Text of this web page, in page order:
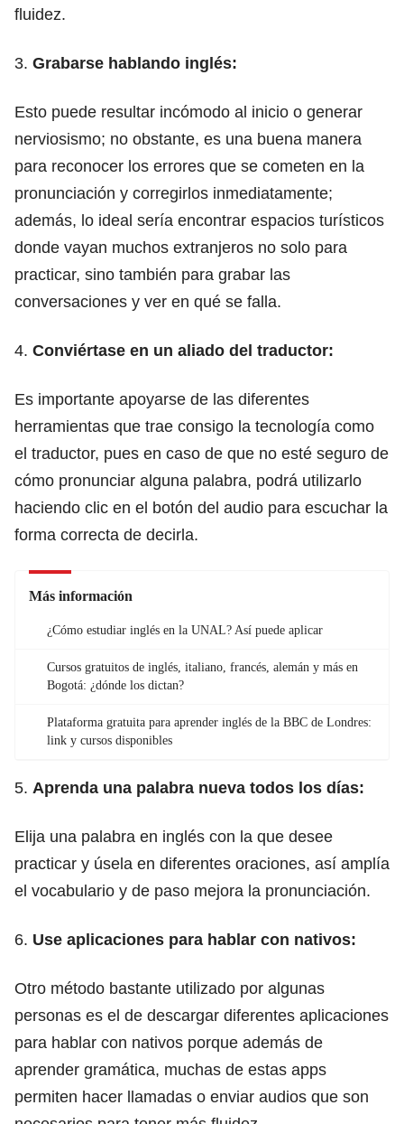
fluidez.
3. Grabarse hablando inglés:
Esto puede resultar incómodo al inicio o generar
nerviosismo; no obstante, es una buena manera
para reconocer los errores que se cometen en la
pronunciación y corregirlos inmediatamente;
además, lo ideal sería encontrar espacios turísticos
donde vayan muchos extranjeros no solo para
practicar, sino también para grabar las
conversaciones y ver en qué se falla.
4. Conviértase en un aliado del traductor:
Es importante apoyarse de las diferentes
herramientas que trae consigo la tecnología como
el traductor, pues en caso de que no esté seguro de
cómo pronunciar alguna palabra, podrá utilizarlo
haciendo clic en el botón del audio para escuchar la
forma correcta de decirla.
Más información
¿Cómo estudiar inglés en la UNAL? Así puede aplicar
Cursos gratuitos de inglés, italiano, francés, alemán y más en
Bogotá: ¿dónde los dictan?
Plataforma gratuita para aprender inglés de la BBC de Londres:
link y cursos disponibles
5. Aprenda una palabra nueva todos los días:
Elija una palabra en inglés con la que desee
practicar y úsela en diferentes oraciones, así amplía
el vocabulario y de paso mejora la pronunciación.
6. Use aplicaciones para hablar con nativos:
Otro método bastante utilizado por algunas
personas es el de descargar diferentes aplicaciones
para hablar con nativos porque además de
aprender gramática, muchas de estas apps
permiten hacer llamadas o enviar audios que son